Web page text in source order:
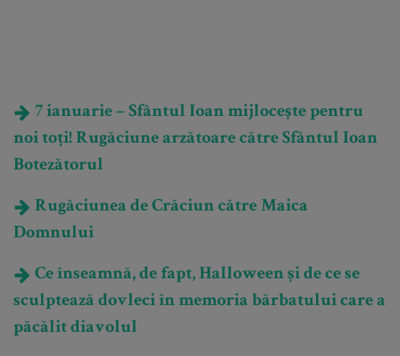
7 ianuarie – Sfântul Ioan mijlocește pentru
noi toți! Rugăciune arzătoare către Sfântul Ioan
Botezătorul
Rugăciunea de Crăciun către Maica
Domnului
Ce înseamnă, de fapt, Halloween și de ce se
sculptează dovleci în memoria bărbatului care a
păcălit diavolul